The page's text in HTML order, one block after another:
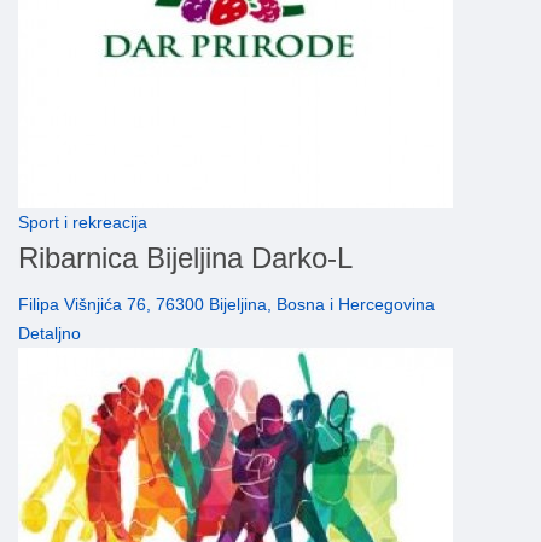
Sport i rekreacija
Ribarnica Bijeljina Darko-L
Filipa Višnjića 76, 76300 Bijeljina, Bosna i Hercegovina
Detaljno